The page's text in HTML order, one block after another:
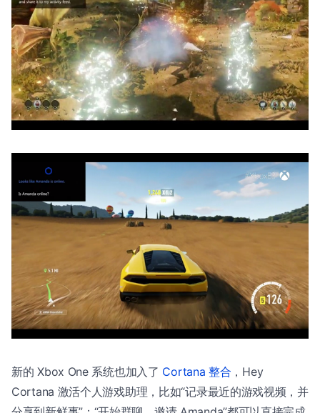
新的 Xbox One 系统也加入了 Cortana 整合 ，Hey
Cortana 激活个人游戏助理，比如“记录最近的游戏视频，并